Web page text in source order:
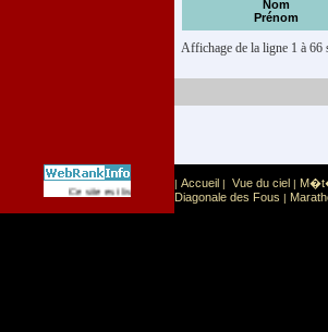
Nom
Prénom
Affichage de la ligne 1 à 66
Ce site est list� dans la cat�gorie Sport: Sports
| Accueil | Vue du ciel |
Diagonale des Fous |